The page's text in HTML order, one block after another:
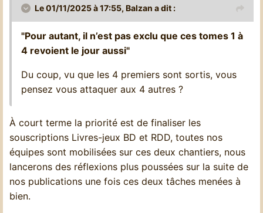
Le 01/11/2025 à 17:55, Balzan a dit :
"Pour autant, il n’est pas exclu que ces tomes 1 à
4 revoient le jour aussi"
Du coup, vu que les 4 premiers sont sortis, vous
pensez vous attaquer aux 4 autres ?
À court terme la priorité est de finaliser les
souscriptions Livres-jeux BD et RDD, toutes nos
équipes sont mobilisées sur ces deux chantiers, nous
lancerons des réflexions plus poussées sur la suite de
nos publications une fois ces deux tâches menées à
bien.